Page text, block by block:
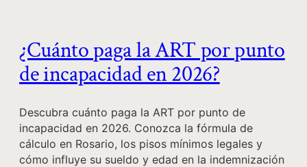
¿Cuánto paga la ART por punto
de incapacidad en 2026?
Descubra cuánto paga la ART por punto de
incapacidad en 2026. Conozca la fórmula de
cálculo en Rosario, los pisos mínimos legales y
cómo influye su sueldo y edad en la indemnización